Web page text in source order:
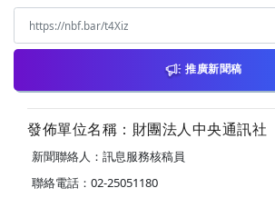
推廣新聞稿
發佈單位名稱：財團法人中央通訊社
新聞聯絡人：訊息服務核稿員
聯絡電話：02-25051180